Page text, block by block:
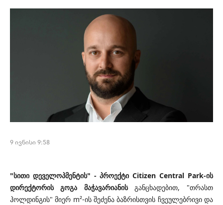
9 ივნისი 9:58
"სითი დეველოპმენტის" - პროექტი Citizen Central Park-ის
დირექტორის გოგა მაჭავარიანისგანცხადებით, "თრასთ
ჰოლდინგის" მიერ m²-ის შეძენა ბაზრისთვის ჩვეულებრივი და